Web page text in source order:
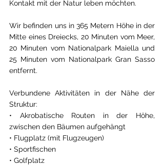
Kontakt mit der Natur leben möchten.
Wir befinden uns in 365 Metern Höhe in der
Mitte eines Dreiecks, 20 Minuten vom Meer,
20 Minuten vom Nationalpark Maiella und
25 Minuten vom Nationalpark Gran Sasso
entfernt.
Verbundene Aktivitäten in der Nähe der
Struktur:
• Akrobatische Routen in der Höhe,
zwischen den Bäumen aufgehängt
• Flugplatz (mit Flugzeugen)
• Sportfischen
• Golfplatz